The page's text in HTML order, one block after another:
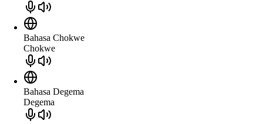
Bahasa Chokwe
Chokwe
Bahasa Degema
Degema